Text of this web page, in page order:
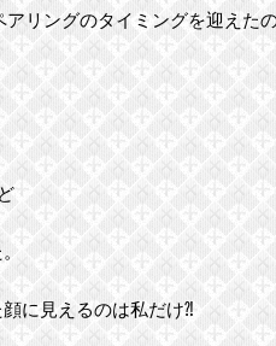
リングのタイミングを迎えたの
に見えるのは私だけ⁈